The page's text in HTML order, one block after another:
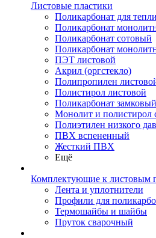
Листовые пластики
Поликарбонат для
Поликарбонат
Поликарбонат сотовый
Поликарбонат
ПЭТ листовой
Акрил (оргстекло)
Полипропилен
Полистирол листовой
Поликарбонат замковый
Монолит и полистирол
Полиэтилен низкого
ПВХ вспененный
Жесткий ПВХ
Ещё
Комплектующие к листовым
Лента и уплотнители
Профили для
Термошайбы и шайбы
Пруток сварочный